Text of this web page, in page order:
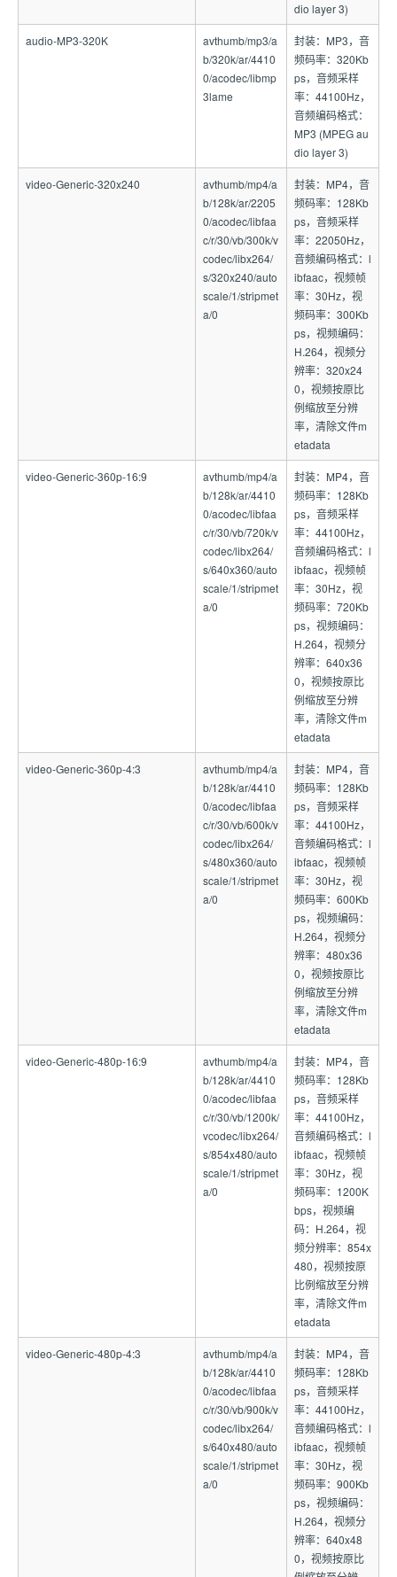
dio layer 3)
audio-MP3-320K
avthumb/mp3/a
b/320k/ar/4410
0/acodec/libmp
3lame
封装：MP3，音
频码率：320Kb
ps，音频采样
率：44100Hz，
音频编码格式：
MP3 (MPEG au
dio layer 3)
video-Generic-320x240
avthumb/mp4/a
b/128k/ar/2205
0/acodec/libfaa
c/r/30/vb/300k/v
codec/libx264/
s/320x240/auto
scale/1/stripmet
a/0
封装：MP4，音
频码率：128Kb
ps，音频采样
率：22050Hz，
音频编码格式：l
ibfaac，视频帧
率：30Hz，视
频码率：300Kb
ps，视频编码：
H.264，视频分
辨率：320x24
0，视频按原比
例缩放至分辨
率，清除文件m
etadata
video-Generic-360p-16:9
avthumb/mp4/a
b/128k/ar/4410
0/acodec/libfaa
c/r/30/vb/720k/v
codec/libx264/
s/640x360/auto
scale/1/stripmet
a/0
封装：MP4，音
频码率：128Kb
ps，音频采样
率：44100Hz，
音频编码格式：l
ibfaac，视频帧
率：30Hz，视
频码率：720Kb
ps，视频编码：
H.264，视频分
辨率：640x36
0，视频按原比
例缩放至分辨
率，清除文件m
etadata
video-Generic-360p-4:3
avthumb/mp4/a
b/128k/ar/4410
0/acodec/libfaa
c/r/30/vb/600k/v
codec/libx264/
s/480x360/auto
scale/1/stripmet
a/0
封装：MP4，音
频码率：128Kb
ps，音频采样
率：44100Hz，
音频编码格式：l
ibfaac，视频帧
率：30Hz，视
频码率：600Kb
ps，视频编码：
H.264，视频分
辨率：480x36
0，视频按原比
例缩放至分辨
率，清除文件m
etadata
video-Generic-480p-16:9
avthumb/mp4/a
b/128k/ar/4410
0/acodec/libfaa
c/r/30/vb/1200k/
vcodec/libx264/
s/854x480/auto
scale/1/stripmet
a/0
封装：MP4，音
频码率：128Kb
ps，音频采样
率：44100Hz，
音频编码格式：l
ibfaac，视频帧
率：30Hz，视
频码率：1200K
bps，视频编
码：H.264，视
频分辨率：854x
480，视频按原
比例缩放至分辨
率，清除文件m
etadata
video-Generic-480p-4:3
avthumb/mp4/a
b/128k/ar/4410
0/acodec/libfaa
c/r/30/vb/900k/v
codec/libx264/
s/640x480/auto
scale/1/stripmet
a/0
封装：MP4，音
频码率：128Kb
ps，音频采样
率：44100Hz，
音频编码格式：l
ibfaac，视频帧
率：30Hz，视
频码率：900Kb
ps，视频编码：
H.264，视频分
辨率：640x48
0，视频按原比